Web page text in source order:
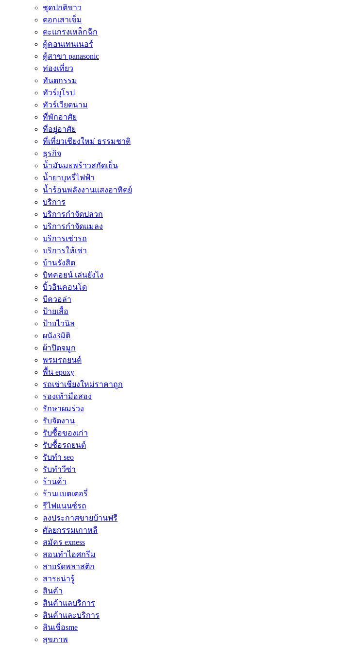
ชุดปกติขาว
ตอกเสาเข็ม
ตะแกรงเหล็กฉีก
ตู้คอนเทนเนอร์
ตู้สาขา panasonic
ท่องเที่ยว
ทันตกรรม
ทัวร์ยุโรป
ทัวร์เวียดนาม
ที่พักอาศัย
ที่อยู่อาศัย
ที่เที่ยวเชียงใหม่ ธรรมชาติ
ธุรกิจ
น้ำมันมะพร้าวสกัดเย็น
น้ำยาบุหรี่ไฟฟ้า
น้ำร้อนพลังงานแสงอาทิตย์
บริการ
บริการกำจัดปลวก
บริการกำจัดแมลง
บริการเช่ารถ
บริการให้เช่า
บ้านรังสิต
บิทคอยน์ เล่นยังไง
บิ้วอินคอนโด
บีควอล่า
ป้ายเสื้อ
ป้ายไวนิล
ผนัง3มิติ
ผ้าปิดจมูก
พรมรถยนต์
พื้น epoxy
รถเช่าเชียงใหม่ราคาถูก
รองเท้ามือสอง
รักษาผมร่วง
รับจัดงาน
รับซื้อของเก่า
รับซื้อรถยนต์
รับทำ seo
รับทำวีซ่า
ร้านค้า
ร้านแบตเตอรี่
รีไฟแนนซ์รถ
ลงประกาศขายบ้านฟรี
ศัลยกรรมเกาหลี
สมัคร exness
สอนทำไอศกรีม
สายรัดพลาสติก
สาระน่ารู้
สินค้า
สินค้าแลบริการ
สินค้าและบริการ
สินเชื่อsme
สุขภาพ